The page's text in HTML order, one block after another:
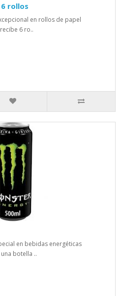
rollos
en rollos de papel
6 ro..
en bebidas energéticas
botella ..